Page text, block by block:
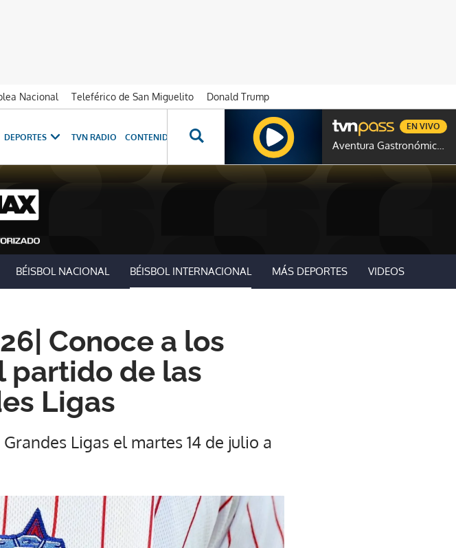
Nacional Teleférico de San Miguelito
Donald Trump
DEPORTES TVN RADIO CONTENIDOS ESPECIALES NOVELAS GENTE TVN
Aventura Gastronómica Colombia
EN VIVO
BÉISBOL NACIONAL BÉISBOL INTERNACIONAL MÁS DEPORTES VIDEOS
Conoce a los
partido de las
Ligas
Ligas el martes 14 de julio a